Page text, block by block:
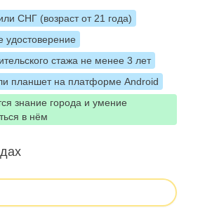
СНГ (возраст от 21 года)
удостоверение
стажа не менее 3 лет
планшет на платформе Android
знание города и умение
в нём